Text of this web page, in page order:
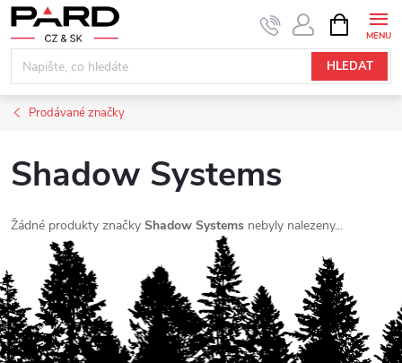
Přejít
na
obsah
HLEDAT
NÁKUPNÍ
KOŠÍK
Prodávané značky
Shadow Systems
Žádné produkty značky Shadow Systems nebyly nalezeny...